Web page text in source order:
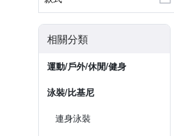
相關分類
運動/戶外/休閒/健身
泳裝/比基尼
連身泳裝